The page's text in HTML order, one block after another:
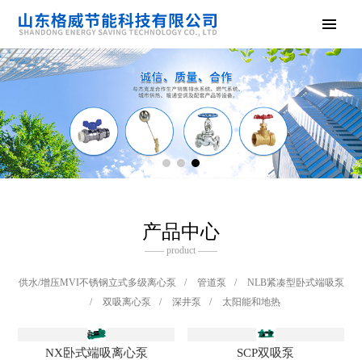
产品中心
—— product ——
供水/增压MVI不锈钢立式多级离心泵 / 管道泵 /
NLB紧凑型卧式端吸泵
/
双吸离心泵 / 深井泵 / 太阳能和地热
NX卧式端吸离心泵 SCP双吸泵